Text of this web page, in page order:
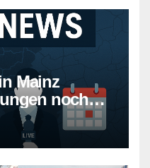
Mainz
noch